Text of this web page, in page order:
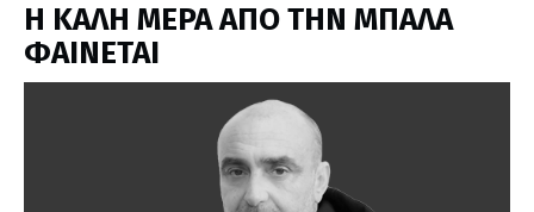
H ΚΑΛΗ ΜΕΡΑ ΑΠΟ ΤΗΝ ΜΠΑΛΑ
ΦΑΙΝΕΤΑΙ